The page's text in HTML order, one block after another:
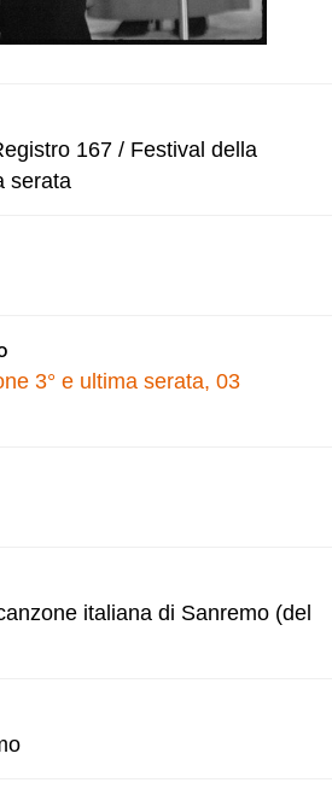
167 / Festival della
serata
3° e ultima serata, 03
italiana di Sanremo (del